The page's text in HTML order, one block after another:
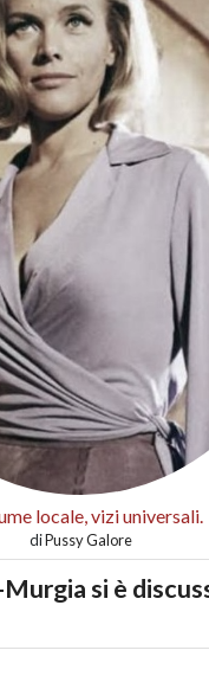
locale, vizi universali.
diPussy Galore
si è